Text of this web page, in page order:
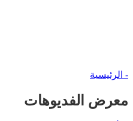
- الرئيسية
معرض الفديوهات